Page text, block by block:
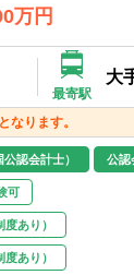
ミュニケーション
ョン支援など）
理業務支援＞
決算のサポート（
スの構築支援など
会計領域に関す
の策定等に関す
基準対応支援
実行時及び実行後
法のガバナンス
万円
最寄駅
大
なります。
認会計士） 公認
可
あり）
あり）